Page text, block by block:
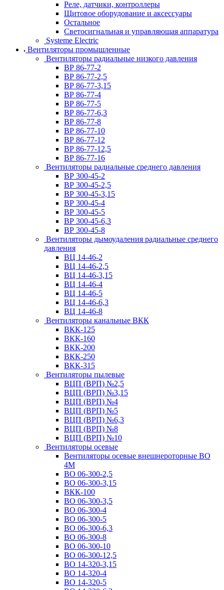
Реле, датчики, контроллеры
Щитовое оборудование и аксессуары
Остальное
Светосигнальная и управляющая аппаратура
Systeme Electric
Вентиляторы промышленные
Вентиляторы радиальные низкого давления
ВР 86-77-2
ВР 86-77-2,5
ВР 86-77-3,15
ВР 86-77-4
ВР 86-77-5
ВР 86-77-6,3
ВР 86-77-8
ВР 86-77-10
ВР 86-77-12
ВР 86-77-12,5
ВР 86-77-16
Вентиляторы радиальные среднего давления
ВР 300-45-2
ВР 300-45-2,5
ВР 300-45-3,15
ВР 300-45-4
ВР 300-45-5
ВР 300-45-6,3
ВР 300-45-8
Вентиляторы дымоудаления радиальные среднего
давления
ВЦ 14-46-2
ВЦ 14-46-2,5
ВЦ 14-46-3,15
ВЦ 14-46-4
ВЦ 14-46-5
ВЦ 14-46-6,3
ВЦ 14-46-8
Вентиляторы канальные ВКК
ВКК-125
ВКК-160
ВКК-200
ВКК-250
ВКК-315
Вентиляторы пылевые
ВЦП (ВРП) №2,5
ВЦП (ВРП) №3,15
ВЦП (ВРП) №4
ВЦП (ВРП) №5
ВЦП (ВРП) №6,3
ВЦП (ВРП) №8
ВЦП (ВРП) №10
Вентиляторы осевые
Вентиляторы осевые внешнероторные ВО
4М
ВО 06-300-2,5
ВО 06-300-3,15
ВКК-100
ВО 06-300-3,5
ВО 06-300-4
ВО 06-300-5
ВО 06-300-6,3
ВО 06-300-8
ВО 06-300-10
ВО 06-300-12,5
ВО 14-320-3,15
ВО 14-320-4
ВО 14-320-5